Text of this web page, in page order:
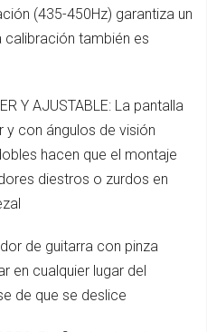
(435-450Hz) garantiza un
también es
Y AJUSTABLE: La pantalla
con ángulos de visión
hacen que el montaje
diestros o zurdos en
de guitarra con pinza
en cualquier lugar del
de que se deslice